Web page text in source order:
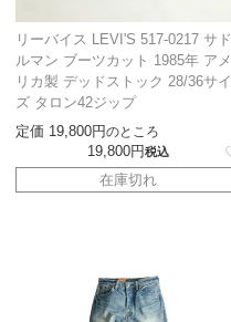
リーバイス LEVI'S 517-0217 サド
ルマン ブーツカット 1985年 アメ
リカ製 デッドストック 28/36サイ
ズ タロン42ジップ
定価 19,800 のところ
19,800 税込
在庫切れ